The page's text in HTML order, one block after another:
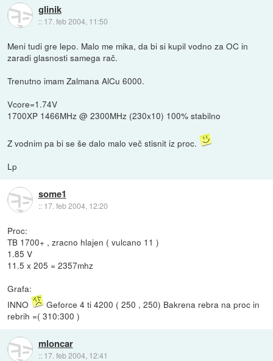
glinik
:: 17. feb 2004, 11:50
Meni tudi gre lepo. Malo me mika, da bi si kupil vodno za OC in
zaradi glasnosti samega rač.
Trenutno imam Zalmana AlCu 6000.
Vcore=1.74V
1700XP 1466MHz @ 2300MHz (230x10) 100% stabilno
Z vodnim pa bi se še dalo malo več stisnit iz proc.
Lp
some1
:: 17. feb 2004, 12:20
Proc:
TB 1700+ , zracno hlajen ( vulcano 11 )
1.85 V
11.5 x 205 = 2357mhz
Grafa:
INNO
Geforce 4 ti 4200 ( 250 , 250) Bakrena rebra na proc in
rebrih =( 310:300 )
mloncar
:: 17. feb 2004, 12:41